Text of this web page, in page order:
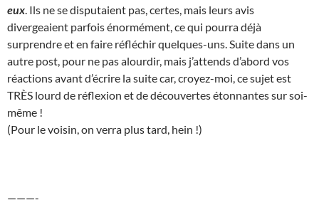
eux . Ils ne se disputaient pas, certes, mais leurs avis
divergeaient parfois énormément, ce qui pourra déjà
surprendre et en faire réfléchir quelques-uns. Suite dans un
autre post, pour ne pas alourdir, mais j’attends d’abord vos
réactions avant d’écrire la suite car, croyez-moi, ce sujet est
TRÈS lourd de réflexion et de découvertes étonnantes sur soi-
même !
(Pour le voisin, on verra plus tard, hein !)
———-